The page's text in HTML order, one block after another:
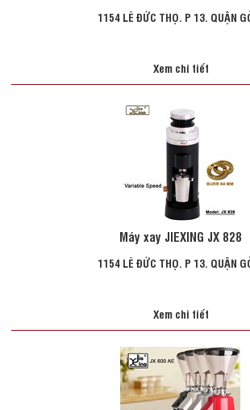
1154 LÊ ĐỨC THỌ. P 13. QUẬN
Xem chi tiết
Máy xay JIEXING JX 828
1154 LÊ ĐỨC THỌ. P 13. QUẬN
Xem chi tiết